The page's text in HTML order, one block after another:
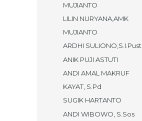
MUJIANTO
LILIN NURYANA,AMK
MUJIANTO
ARDHI SULIONO,S.I.Pust
ANIK PUJI ASTUTI
ANDI AMAL MAKRUF
KAYAT, S.Pd
SUGIK HARTANTO
ANDI WIBOWO, S.Sos